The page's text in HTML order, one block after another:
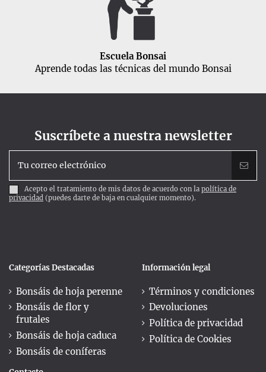
Escuela Bonsai
Aprende todas las técnicas del mundo Bonsai
Suscríbete a nuestra newsletter
Acepto el tratamiento de mis datos de acuerdo con la política de
privacidad (puedes darte de baja en cualquier momento).
Categorías Destacadas
Bonsáis de hoja perenne
Bonsáis de flor y
frutales
Bonsáis de hoja caduca
Bonsáis de coníferas
Información legal
Términos y condiciones
Devoluciones
Política de privacidad
Política de Cookies